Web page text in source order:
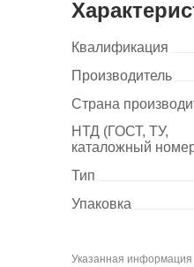
Квалификация
Производитель
Страна
НТД (ГОСТ, ТУ,
каталожный
Тип
Упаковка
Указанная информация